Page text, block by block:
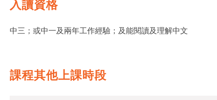
入讀資格
中三；或中一及兩年工作經驗；及能閱讀及理解中文
課程其他上課時段